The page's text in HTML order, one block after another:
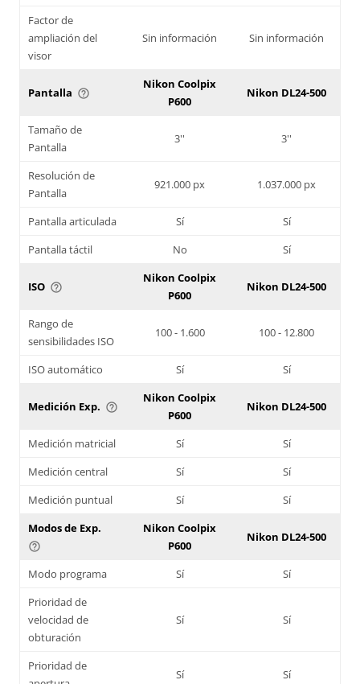
Factor de
ampliación del
visor
Sin información Sin información
Pantalla help_outline
Nikon Coolpix
P600
Nikon DL24-500
Tamaño de
Pantalla
3'' 3''
Resolución de
Pantalla
921.000 px 1.037.000 px
Pantalla articulada Sí
Sí
Pantalla táctil
No Sí
ISO help_outline
Nikon Coolpix
P600
Nikon DL24-500
Rango de
sensibilidades ISO
100 - 1.600 100 - 12.800
ISO automático Sí Sí
Medición Exp. help_outline
Nikon Coolpix
P600
Nikon DL24-500
Medición matricial Sí
Sí
Medición central
Sí
Sí
Medición puntual
Sí
Sí
Modos de Exp.
help_outline
Nikon Coolpix
P600
Nikon DL24-500
Modo programa Sí
Sí
Prioridad de
velocidad de
obturación
Sí Sí
Prioridad de
Sí Sí